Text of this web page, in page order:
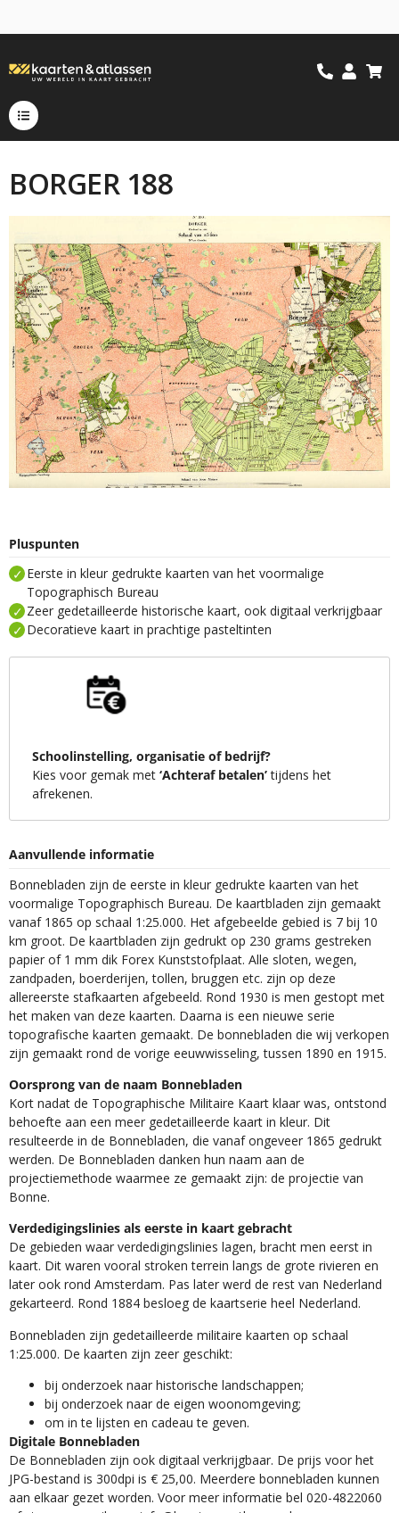
BORGER 188
Pluspunten
Eerste in kleur gedrukte kaarten van het voormalige
Topographisch Bureau
Zeer gedetailleerde historische kaart, ook digitaal verkrijgbaar
Decoratieve kaart in prachtige pasteltinten
Schoolinstelling, organisatie of bedrijf?
Kies voor gemak met ‘Achteraf betalen’tijdens het
afrekenen.
Aanvullende informatie
Bonnebladen zijn de eerste in kleur gedrukte kaarten van het
voormalige Topographisch Bureau. De kaartbladen zijn gemaakt
vanaf 1865 op schaal 1:25.000. Het afgebeelde gebied is 7 bij 10
km groot. De kaartbladen zijn gedrukt op 230 grams gestreken
papier of 1 mm dik Forex Kunststofplaat. Alle sloten, wegen,
zandpaden, boerderijen, tollen, bruggen etc. zijn op deze
allereerste stafkaarten afgebeeld. Rond 1930 is men gestopt met
het maken van deze kaarten. Daarna is een nieuwe serie
topografische kaarten gemaakt. De bonnebladen die wij verkopen
zijn gemaakt rond de vorige eeuwwisseling, tussen 1890 en 1915.
Oorsprong van de naam Bonnebladen
Kort nadat de Topographische Militaire Kaart klaar was, ontstond
behoefte aan een meer gedetailleerde kaart in kleur. Dit
resulteerde in de Bonnebladen, die vanaf ongeveer 1865 gedrukt
werden. De Bonnebladen danken hun naam aan de
projectiemethode waarmee ze gemaakt zijn: de projectie van
Bonne.
Verdedigingslinies als eerste in kaart gebracht
De gebieden waar verdedigingslinies lagen, bracht men eerst in
kaart. Dit waren vooral stroken terrein langs de grote rivieren en
later ook rond Amsterdam. Pas later werd de rest van Nederland
gekarteerd. Rond 1884 besloeg de kaartserie heel Nederland.
Bonnebladen zijn gedetailleerde militaire kaarten op schaal
1:25.000. De kaarten zijn zeer geschikt:​
​bij onderzoek naar historische landschappen;
bij onderzoek naar de eigen woonomgeving;
om in te lijsten en cadeau te geven.
Digitale Bonnebladen
De Bonnebladen zijn ook digitaal verkrijgbaar. De prijs voor het
JPG-bestand is 300dpi is € 25,00. Meerdere bonnebladen kunnen
aan elkaar gezet worden. Voor meer informatie bel 020-4822060